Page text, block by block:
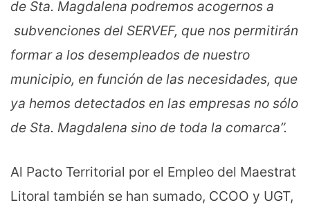
de Sta. Magdalena podremos acogernos a
subvenciones del SERVEF, que nos permitirán
formar a los desempleados de nuestro
municipio, en función de las necesidades, que
ya hemos detectados en las empresas no sólo
de Sta. Magdalena sino de toda la comarca”.
Al Pacto Territorial por el Empleo del Maestrat
Litoral también se han sumado, CCOO y UGT,